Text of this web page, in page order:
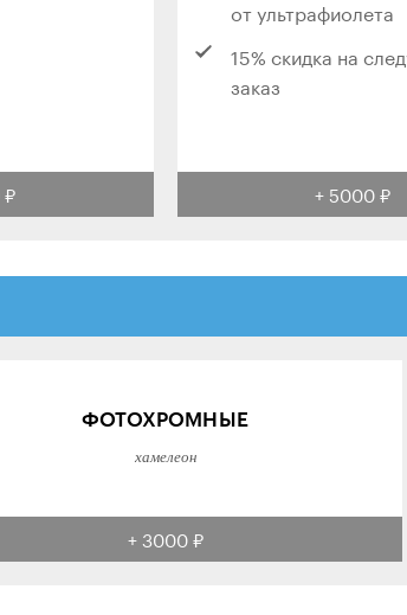
от ультрафиолета
15% скидка на
заказ
+ 5000 ₽
ФОТОХРОМНЫЕ
хамелеон
+ 3000 ₽